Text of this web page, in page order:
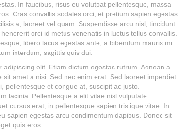
In faucibus, risus eu volutpat pellentesque, massa
Cras convallis sodales orci, et pretium sapien egestas
a, laoreet vel quam. Suspendisse arcu nisl, tincidunt
orci id metus venenatis in luctus tellus convallis.
libero lacus egestas ante, a bibendum mauris mi
interdum, sagittis quis dui.
elit. Etiam dictum egestas rutrum. Aenean a
amet a nisi. Sed nec enim erat. Sed laoreet imperdiet
pellentesque et congue at, suscipit ac justo.
lacinia. Pellentesque a elit vitae nisl vulputate
cursus erat, in pellentesque sapien tristique vitae. In
sapien egestas arcu condimentum dapibus. Donec sit
quis eros.